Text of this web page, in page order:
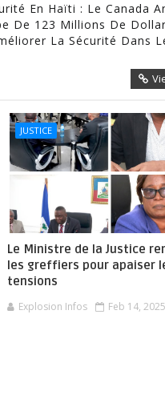
En Haïti : Le Canada
De 123 Millions De
La Sécurité Dans
JUSTICE
Le Ministre de la Justice
les greffiers pour apaiser
tensions
Explosion Infos Feb 14, 2025